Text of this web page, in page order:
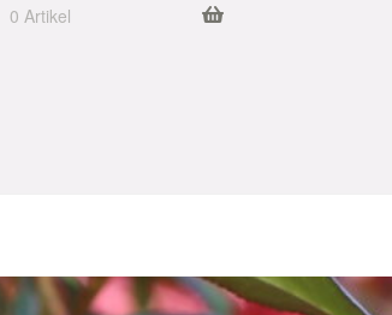
0 Artikel